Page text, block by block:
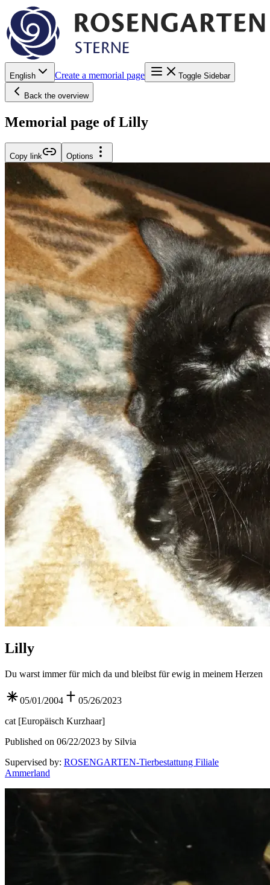
English Create a memorial page Toggle Sidebar
Back the overview
Memorial page of Lilly
Copy link Options
Lilly
Du warst immer für mich da und bleibst für ewig in meinem Herzen
05/01/2004
05/26/2023
cat [Europäisch Kurzhaar]
Published on 06/22/2023 by Silvia
Supervised by: ROSENGARTEN-Tierbestattung Filiale
Ammerland